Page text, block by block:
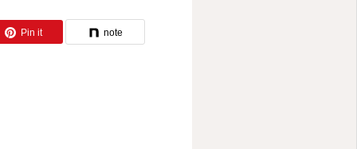
Pin it note